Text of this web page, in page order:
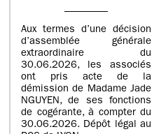
Aux termes d’une décision
d’assemblée générale
extraordinaire du
30.06.2026, les associés
ont pris acte de la
démission de Madame Jade
NGUYEN, de ses fonctions
de cogérante, à compter du
30.06.2026. Dépôt légal au